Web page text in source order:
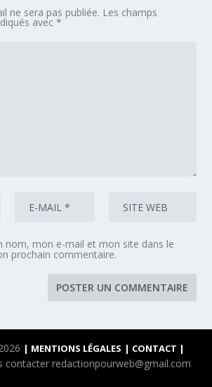
ne sera pas publiée. Les champs
avec*
nom, mon e-mail et mon site dans le
prochain commentaire.
| MENTIONS LÉGALES | CONTACT |
contacter redactionpourweb@gmail.com